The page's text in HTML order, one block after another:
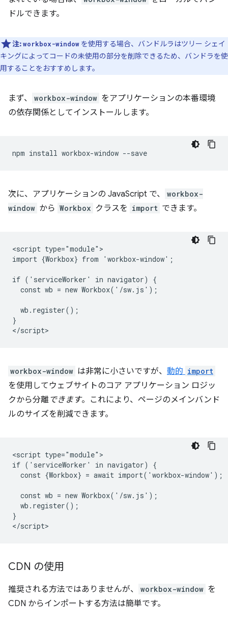
ドルできます。
注:workbox-window を使用する場合、バンドルラはツリー シェイ
キングによってコードの未使用の部分を削除できるため、バンドラを使
用することをおすすめします。
まず、 workbox-window をアプリケーションの本番環境
の依存関係としてインストールします。
npm install workbox-window
次に、アプリケーションの JavaScript で、
workbox-
window から Workbox クラスを import できます。
<script type="module">
import {Workbox} from 'workbox-window';
if ('serviceWorker' in navigator) {
  const wb = new Workbox('/sw.js');
  wb.register();
}
workbox-window は非常に小さいですが、 動的 import
を使用してウェブサイトのコア アプリケーション ロジッ
クから分離できます。これにより、ページのメインバンド
ルのサイズを削減できます。
<script type="module">
if ('serviceWorker' in navigator) {
  const {Workbox} = await import('workbox-window');
  const wb = new Workbox('/sw.js');
  wb.register();
}
CDN の使用
推奨される方法ではありませんが、 workbox-window を
CDN からインポートする方法は簡単です。